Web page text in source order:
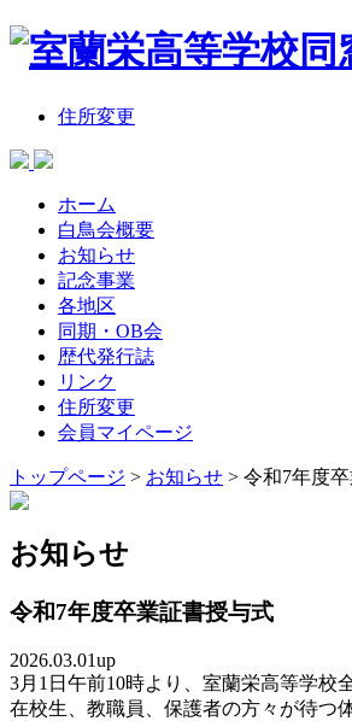
住所変更
ホーム
白鳥会概要
お知らせ
記念事業
各地区
同期・OB会
歴代発行誌
リンク
住所変更
会員マイページ
トップページ > お知らせ > 令和7年度
お知らせ
令和7年度卒業証書授与式
2026.03.01up
3月1日午前10時より、室蘭栄高等学校
在校生、教職員、保護者の方々が待つ